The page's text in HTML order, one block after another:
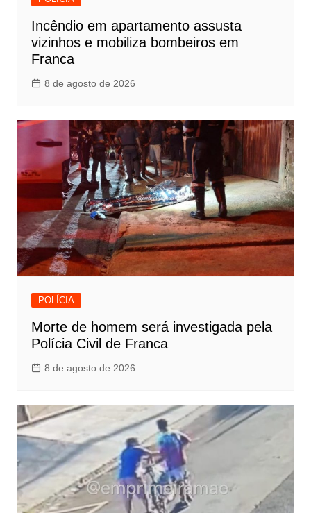
Incêndio em apartamento assusta
vizinhos e mobiliza bombeiros em
Franca
8 de agosto de 2026
POLÍCIA
Morte de homem será investigada pela
Polícia Civil de Franca
8 de agosto de 2026